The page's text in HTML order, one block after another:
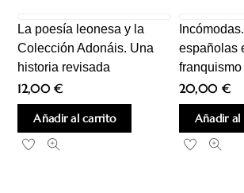
La poesía leonesa y la
Colección Adonáis. Una
historia revisada
12,00€
Añadir al carrito
españolas
franquismo
20,00 €
Añadir